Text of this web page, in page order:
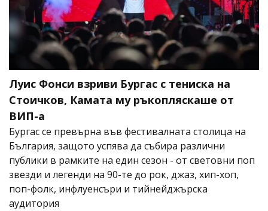
Луис Фонси взриви Бургас с тениска на
Стоичков, Камата му ръкопляскаше от
ВИП-а
Бургас се превърна във фестивалната столица на
България, защото успява да събира различни
публики в рамките на един сезон - от световни поп
звезди и легенди на 90-те до рок, джаз, хип-хоп,
поп-фолк, инфлуенсъри и тийнейджърска
аудитория